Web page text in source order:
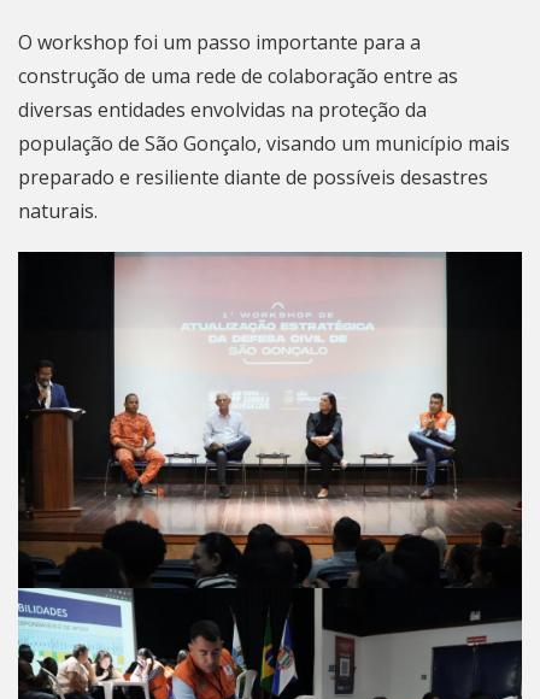
O workshop foi um passo importante para a
construção de uma rede de colaboração entre as
diversas entidades envolvidas na proteção da
população de São Gonçalo, visando um município mais
preparado e resiliente diante de possíveis desastres
naturais.